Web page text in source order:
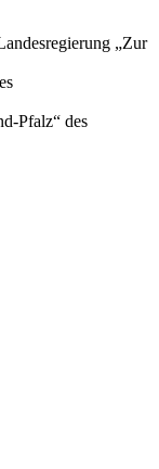
„Zur
Pfalz“ des